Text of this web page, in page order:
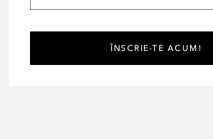
ÎNSCRIE-TE ACUM!